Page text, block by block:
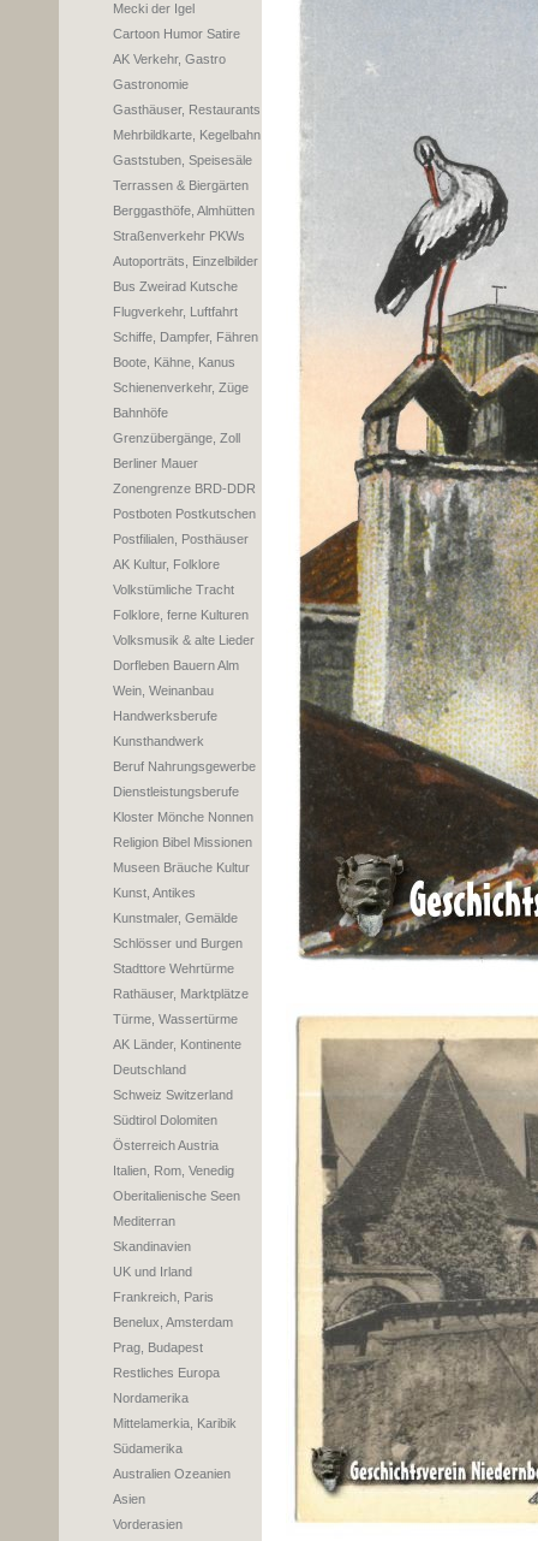
Mecki der Igel
Cartoon Humor Satire
AK Verkehr, Gastro
Gastronomie
Gasthäuser, Restaurants
Mehrbildkarte, Kegelbahn
Gaststuben, Speisesäle
Terrassen & Biergärten
Berggasthöfe, Almhütten
Straßenverkehr PKWs
Autoporträts, Einzelbilder
Bus Zweirad Kutsche
Flugverkehr, Luftfahrt
Schiffe, Dampfer, Fähren
Boote, Kähne, Kanus
Schienenverkehr, Züge
Bahnhöfe
Grenzübergänge, Zoll
Berliner Mauer
Zonengrenze BRD-DDR
Postboten Postkutschen
Postfilialen, Posthäuser
AK Kultur, Folklore
Volkstümliche Tracht
Folklore, ferne Kulturen
Volksmusik & alte Lieder
Dorfleben Bauern Alm
Wein, Weinanbau
Handwerksberufe
Kunsthandwerk
Beruf Nahrungsgewerbe
Dienstleistungsberufe
Kloster Mönche Nonnen
Religion Bibel Missionen
Museen Bräuche Kultur
Kunst, Antikes
Kunstmaler, Gemälde
Schlösser und Burgen
Stadttore Wehrtürme
Rathäuser, Marktplätze
Türme, Wassertürme
AK Länder, Kontinente
Deutschland
Schweiz Switzerland
Südtirol Dolomiten
Österreich Austria
Italien, Rom, Venedig
Oberitalienische Seen
Mediterran
Skandinavien
UK und Irland
Frankreich, Paris
Benelux, Amsterdam
Prag, Budapest
Restliches Europa
Nordamerika
Mittelamerkia, Karibik
Südamerika
Australien Ozeanien
Asien
Vorderasien